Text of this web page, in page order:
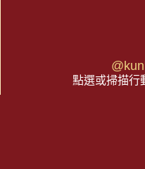
點選或掃描行